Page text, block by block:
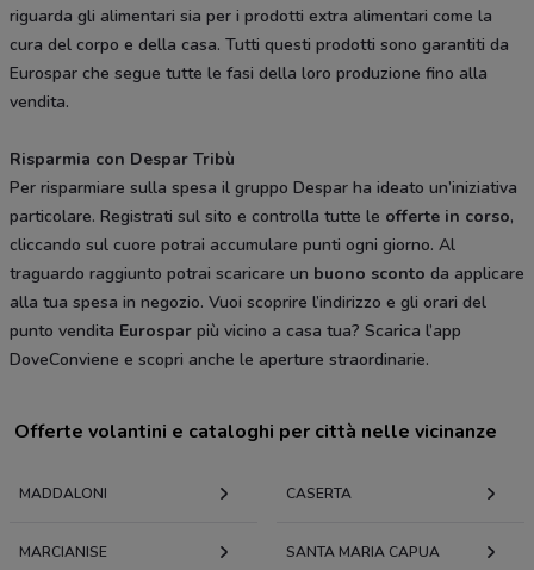
riguarda gli alimentari sia per i prodotti extra alimentari come la
cura del corpo e della casa. Tutti questi prodotti sono garantiti da
Eurospar che segue tutte le fasi della loro produzione fino alla
vendita.
Risparmia con Despar Tribù
Per risparmiare sulla spesa il gruppo Despar ha ideato un’iniziativa
particolare. Registrati sul sito e controlla tutte le offerte in corso,
cliccando sul cuore potrai accumulare punti ogni giorno. Al
traguardo raggiunto potrai scaricare un buono sconto da applicare
alla tua spesa in negozio. Vuoi scoprire l’indirizzo e gli orari del
punto vendita Eurospar più vicino a casa tua? Scarica l’app
DoveConviene e scopri anche le aperture straordinarie.
Offerte volantini e cataloghi per città nelle vicinanze
MADDALONI CASERTA
MARCIANISE
SANTA MARIA CAPUA